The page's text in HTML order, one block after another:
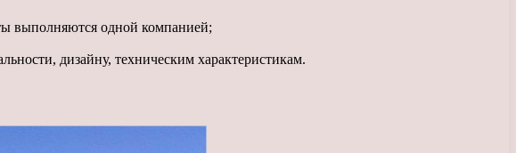
выполняются одной компанией;
дизайну, техническим характеристикам.